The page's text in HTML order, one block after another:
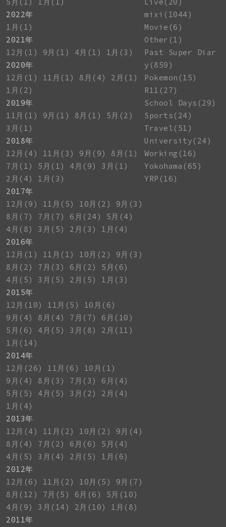
2022年
1月(1)
2021年
12月(1)
9月(1) 4月(1)
1月(3)
2020年
12月(1)
11月(1) 8月(4)
2月(1)
1月(2)
2019年
11月(1)
9月(1) 8月(1)
5月(2)
3月(1)
2018年
12月(4)
11月(3) 9月(9)
8月(1)
7月(1)
5月(1) 4月(9)
3月(1)
2月(4)
1月(3)
2017年
12月(9)
11月(5) 10月(2)
9月(3)
8月(7)
7月(7) 6月(24)
5月(4)
4月(8)
3月(5) 2月(3)
1月(4)
2016年
12月(1)
11月(1) 10月(2)
9月(3)
8月(2)
7月(3) 6月(2)
5月(6)
4月(5)
3月(5) 2月(5)
1月(3)
2015年
12月(10)
11月(5)
10月(6)
9月(4)
8月(4) 7月(7)
6月(10)
5月(6)
4月(5) 3月(8)
2月(11)
1月(14)
2014年
12月(26)
11月(6)
10月(1)
9月(4)
8月(3) 7月(3)
6月(4)
5月(5)
4月(5) 3月(2)
2月(4)
1月(4)
2013年
12月(4)
11月(2) 10月(2)
9月(4)
8月(4)
7月(2) 6月(6)
5月(4)
4月(5)
3月(4) 2月(5)
1月(6)
2012年
12月(6)
11月(2) 10月(5)
9月(7)
8月(12)
7月(5) 6月(6)
5月(10)
4月(9)
3月(14) 2月(10)
1月(8)
2011年
mixi(1044)
Movie(6)
Other(1)
Past Super Diar
y(859)
Pokemon(15)
R11(27)
School Days(29)
Sports(24)
Travel(51)
University(24)
Working(16)
Yokohama(65)
YRP(16)